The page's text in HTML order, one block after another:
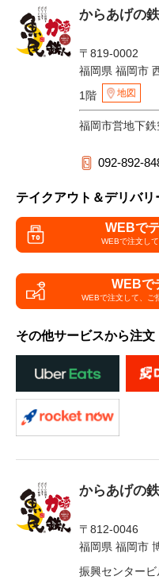
からあげの
〒819-0002
福岡県 福岡市
1階
地図
福岡市営地下
092-892-
テイクアウト＆デリバリ
WEBで
WEBで注文して
WEBで
WEBで注文して、 ご
その他サービスから注文
からあげの
〒812-0046
福岡県 福岡市
振興センター